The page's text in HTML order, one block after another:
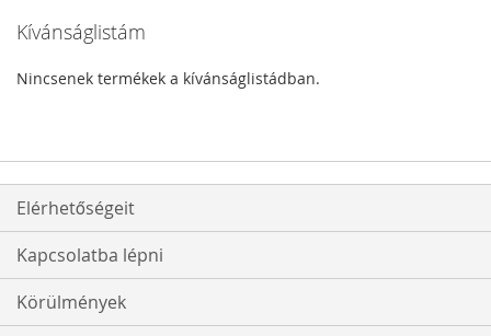
Kívánságlistám
Nincsenek termékek a kívánságlistádban.
Elérhetőségeit
Kapcsolatba lépni
Körülmények